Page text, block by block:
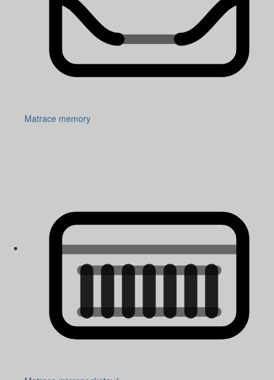
Matrace memory